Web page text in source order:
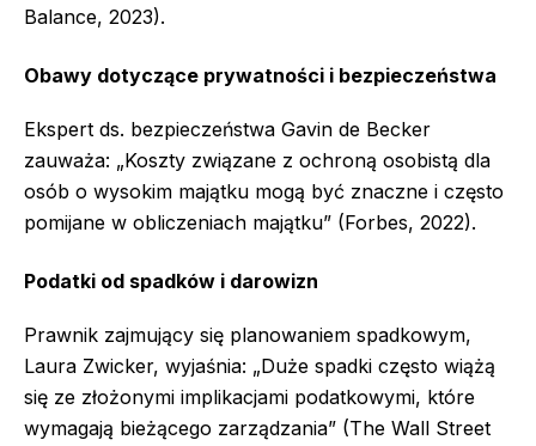
Balance, 2023).
Obawy dotyczące prywatności i bezpieczeństwa
Ekspert ds. bezpieczeństwa Gavin de Becker
zauważa: „Koszty związane z ochroną osobistą dla
osób o wysokim majątku mogą być znaczne i często
pomijane w obliczeniach majątku” (Forbes, 2022).
Podatki od spadków i darowizn
Prawnik zajmujący się planowaniem spadkowym,
Laura Zwicker, wyjaśnia: „Duże spadki często wiążą
się ze złożonymi implikacjami podatkowymi, które
wymagają bieżącego zarządzania” (The Wall Street